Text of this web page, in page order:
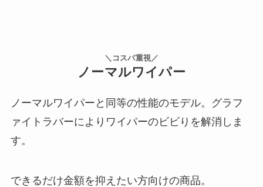
＼コスパ重視／
ノーマルワイパー
ノーマルワイパーと同等の性能のモデル。グラフ
ァイトラバーによりワイパーのビビりを解消しま
す。
できるだけ金額を抑えたい方向けの商品。